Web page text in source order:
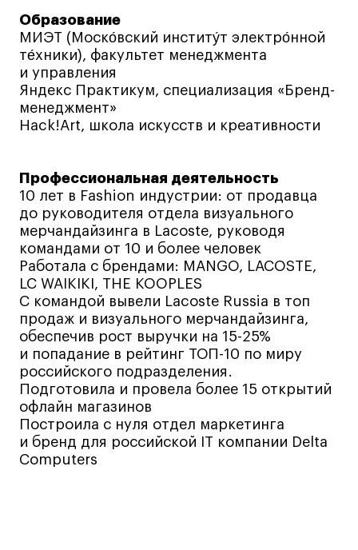
развитие
Среднесрочные
ИЗО и Керамика
Ландшафтный дизайн
Все программы
Декорирование интерьера
Дизайн интерьера
Дизайн одежды
Стайлинг
Современная живопись
UX/UI-дизайн
Маркетинг
Все программы
Интенсивы
Мода
Образование
МИЭТ (Моско́вский институ́т электро́нной
те́хники), факультет менеджмента
и управления
Яндекс Практикум, специализация «Бренд-
менеджмент»
Hack!Art, школа искусств и креативности
Профессиональная деятельность
10 лет в Fashion индустрии: от продавца
до руководителя отдела визуального
мерчандайзинга в Lacoste, руководя
командами от 10 и более человек
Работала с брендами: MANGO, LACOSTE,
LC WAIKIKI, THE KOOPLES
С командой вывели Lacoste Russia в топ
продаж и визуального мерчандайзинга,
обеспечив рост выручки на 15-25%
и попадание в рейтинг ТОП-10 по миру
российского подразделения.
Подготовила и провела более 15 открытий
офлайн магазинов
Построила с нуля отдел маркетинга
и бренд для российской IT компании Delta
Computers